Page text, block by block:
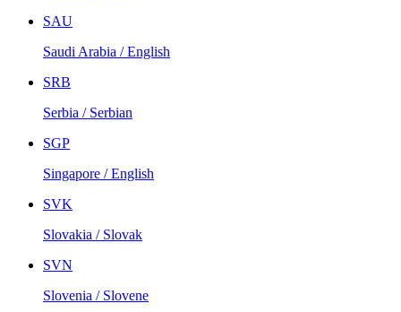
SAU
Saudi Arabia / English
SRB
Serbia / Serbian
SGP
Singapore / English
SVK
Slovakia / Slovak
SVN
Slovenia / Slovene